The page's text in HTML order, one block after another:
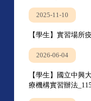
2025-11-10
【學生】實習場所
2026-06-04
【學生】國立中興
療機構實習辦法